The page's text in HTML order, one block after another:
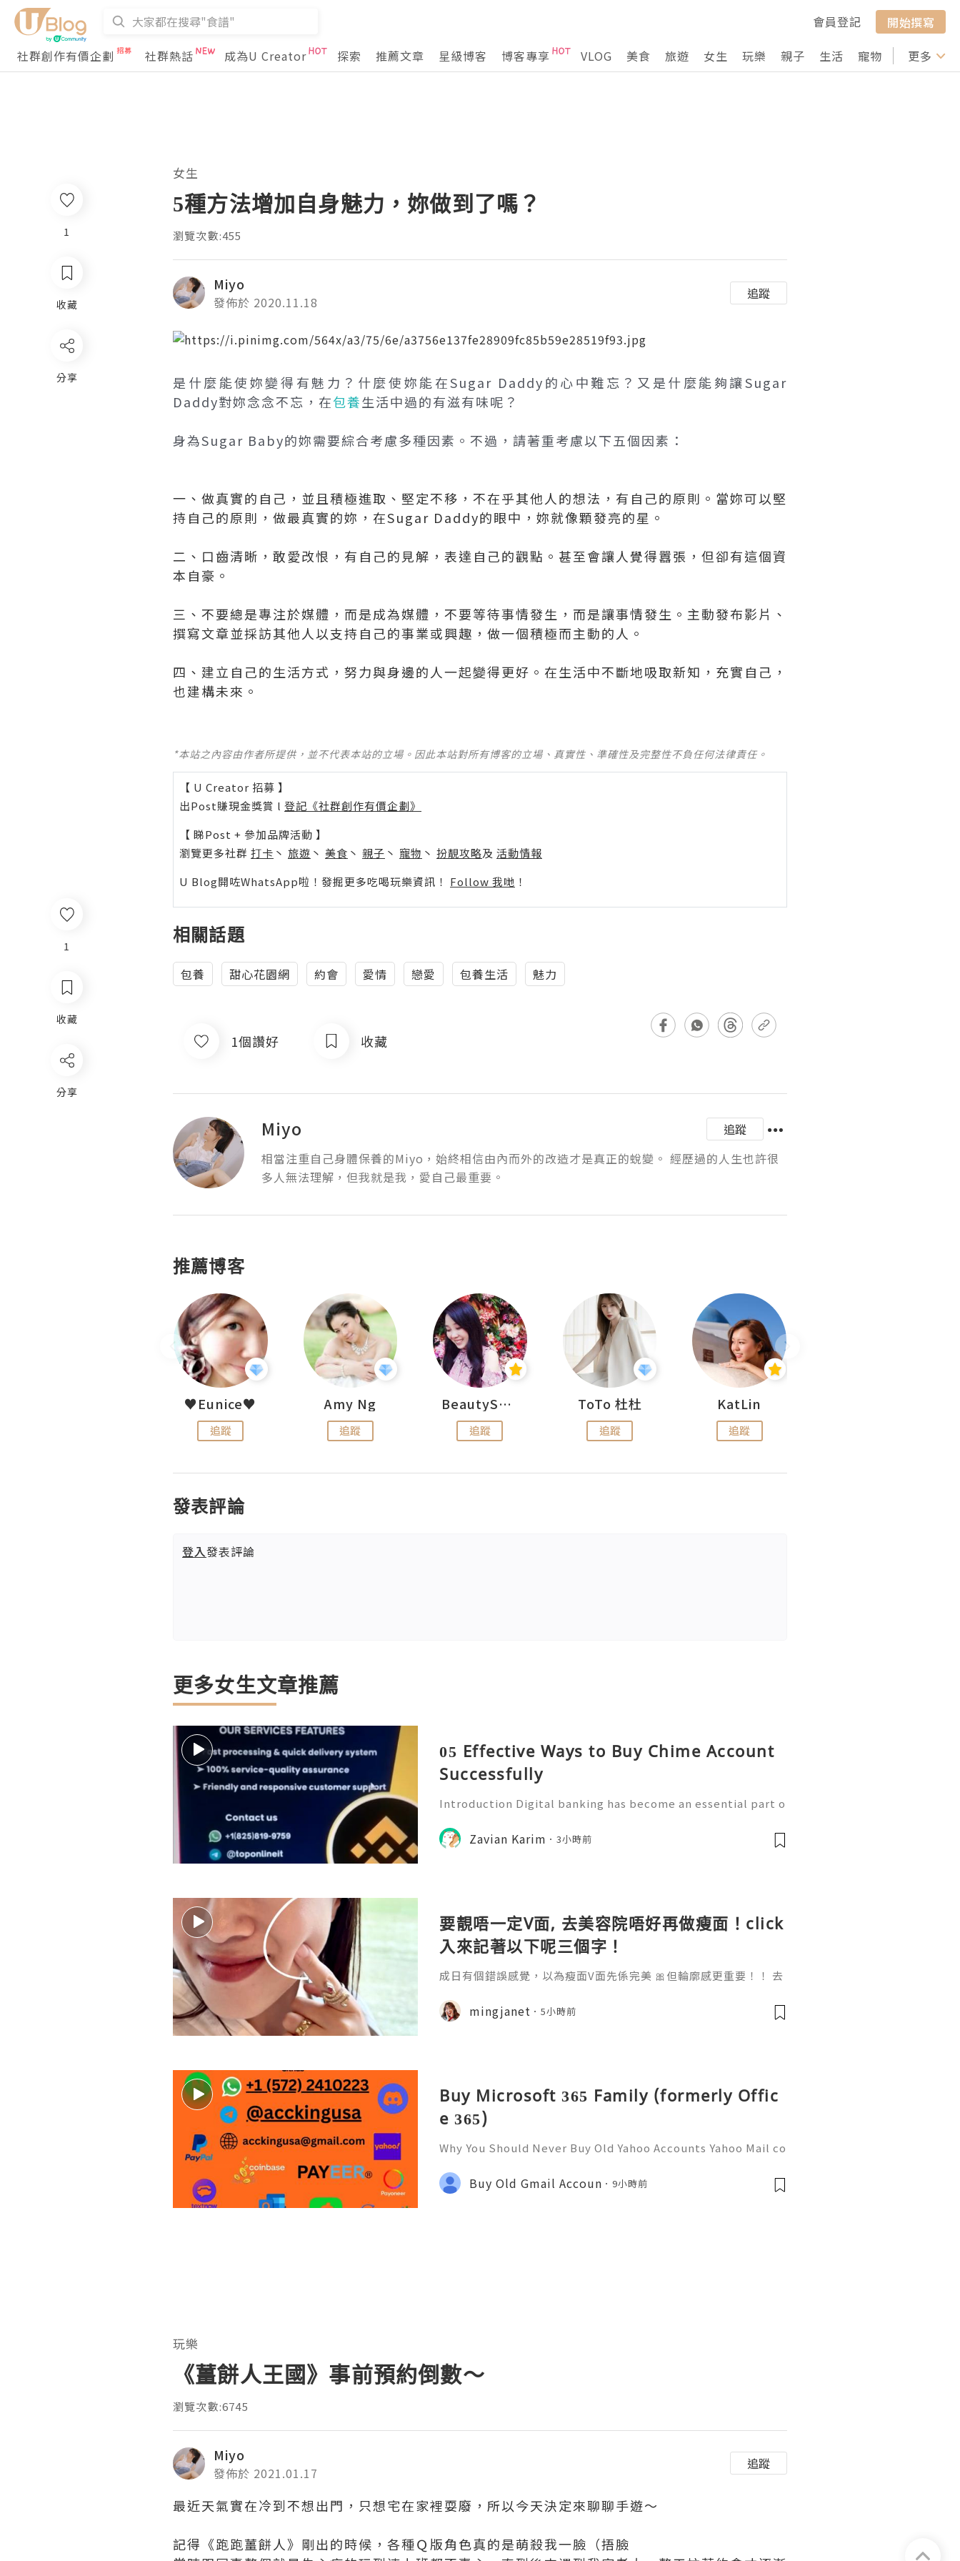
會員登記
開始撰寫
社群創作有價企劃
社群熱話 成為U Creator 探索 推薦文章 星級博客 博客專享 VLOG 美食 旅遊 女生 玩樂 親子 生活 寵物 行山 打卡
更多
1
收藏
分享
女生
5種方法增加自身魅力，妳做到了嗎？
瀏覽次數:455
Miyo
發佈於 2020.11.18
追蹤
是什麼能使妳變得有魅力？什麼使妳能在Sugar Daddy的心中難忘？又是什麼能夠讓Sugar
Daddy對妳念念不忘，在包養生活中過的有滋有味呢？
身為Sugar Baby的妳需要綜合考慮多種因素。不過，請著重考慮以下五個因素：
一、做真實的自己，並且積極進取、堅定不移，不在乎其他人的想法，有自己的原則。當妳可以堅
持自己的原則，做最真實的妳，在Sugar Daddy的眼中，妳就像顆發亮的星。
二、口齒清晰，敢愛改恨，有自己的見解，表達自己的觀點。甚至會讓人覺得囂張，但卻有這個資
本自豪。
三、不要總是專注於媒體，而是成為媒體，不要等待事情發生，而是讓事情發生。主動發布影片、
撰寫文章並採訪其他人以支持自己的事業或興趣，做一個積極而主動的人。
四、建立自己的生活方式，努力與身邊的人一起變得更好。在生活中不斷地吸取新知，充實自己，
也建構未來。
*本站之內容由作者所提供，並不代表本站的立場。因此本站對所有博客的立場、真實性、準確性及完整性不負任何法律責任。
【 U Creator 招募 】
出Post賺現金獎賞 l 登記《社群創作有價企劃》
【 睇Post + 參加品牌活動 】
瀏覽更多社群 打卡 丶 旅遊 丶 美食 丶 親子 丶 寵物 丶 扮靚攻略及 活動情報
U Blog開咗WhatsApp啦！發掘更多吃喝玩樂資訊！ Follow 我哋 ！
相關話題
包養 甜心花園網 約會 愛情 戀愛 包養生活 魅力
1個讚好 收藏
Miyo
追蹤
相當注重自己身體保養的Miyo，始終相信由內而外的改造才是真正的蛻變。 經歷過的人生也許很
多人無法理解，但我就是我，愛自己最重要。
推薦博客
♥Eunice♥
追蹤
Amy Ng
追蹤
BeautySearch
追蹤
ToTo 杜杜
追蹤
KatLin
追蹤
發表評論
登入發表評論
更多女生文章推薦
05 Effective Ways to Buy Chime Account
Successfully
Introduction Digital banking has become an essential part o
banking platforms, people can now handle payments, moni
tor transactions, and manage
Zavian Karim 3小時前
要靚唔一定V面, 去美容院唔好再做瘦面！click
入來記著以下呢三個字！
成日有個錯誤感覺，以為瘦面V面先係完美 🎀但輪廓感更重要！！ 去
療程係=做Duo Tite + Oligio 呢2部機 ✨簡直係天衣無縫!
mingjanet 5小時前
Buy Microsoft 365 Family (formerly Offic
e 365)
Why You Should Never Buy Old Yahoo Accounts Yahoo Mail co
onal communication, business correspondence, and online a
ccount recovery. Because of
Buy Old Gmail Accoun 9小時前
1
收藏
分享
玩樂
《薑餅人王國》事前預約倒數～
瀏覽次數:6745
Miyo
發佈於 2021.01.17
追蹤
最近天氣實在冷到不想出門，只想宅在家裡耍廢，所以今天決定來聊聊手遊～
記得《跑跑薑餅人》剛出的時候，各種Ｑ版角色真的是萌殺我一臉（捂臉